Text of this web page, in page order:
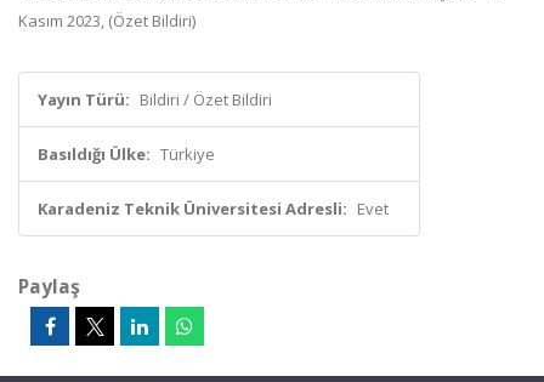
Kasım 2023, (Özet Bildiri)
Yayın Türü: Bildiri / Özet Bildiri
Basıldığı Ülke: Türkiye
Karadeniz Teknik Üniversitesi Adresli: Evet
Paylaş